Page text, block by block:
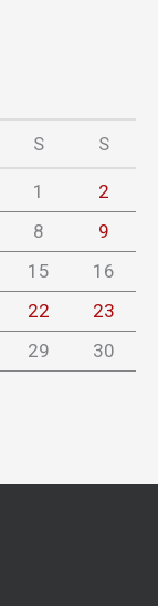
S S
1
2
8
9
15
16
22
23
29 30